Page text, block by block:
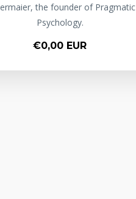
the founder of Pragmatic
Psychology.
€0,00 EUR